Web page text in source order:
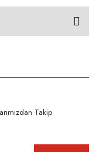
Takip